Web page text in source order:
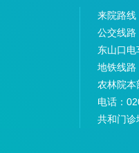
来院路线
公交线路
东山口电
地铁线路
农林院本
电话：
共和门诊